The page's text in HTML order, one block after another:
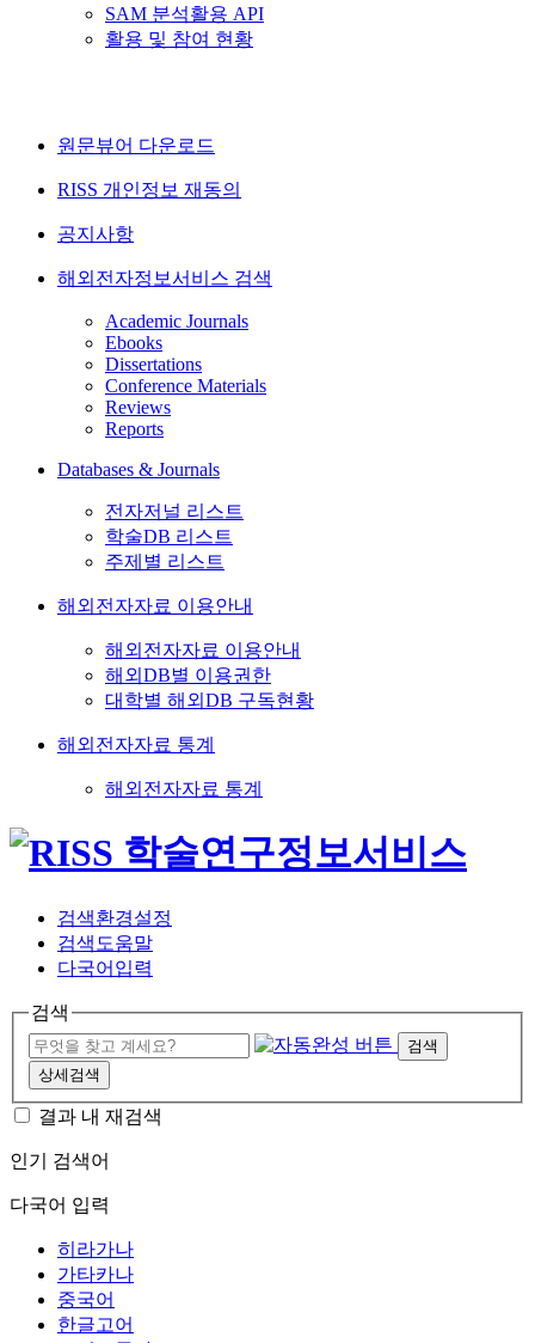
SAM 분석활용 API
활용 및 참여 현황
원문뷰어 다운로드
RISS 개인정보 재동의
공지사항
해외전자정보서비스 검색
Academic Journals
Ebooks
Dissertations
Conference Materials
Reviews
Reports
Databases & Journals
전자저널 리스트
학술DB 리스트
주제별 리스트
해외전자자료 이용안내
해외전자자료 이용안내
해외DB별 이용권한
대학별 해외DB 구독현황
해외전자자료 통계
해외전자자료 통계
검색환경설정
검색도움말
다국어입력
검색
검색
상세검색
결과 내 재검색
인기 검색어
다국어 입력
히라가나
가타카나
중국어
한글고어